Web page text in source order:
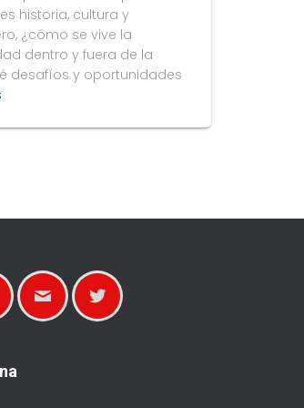
historia, cultura y
¿cómo se vive la
dentro y fuera de la
desafíos y oportunidades